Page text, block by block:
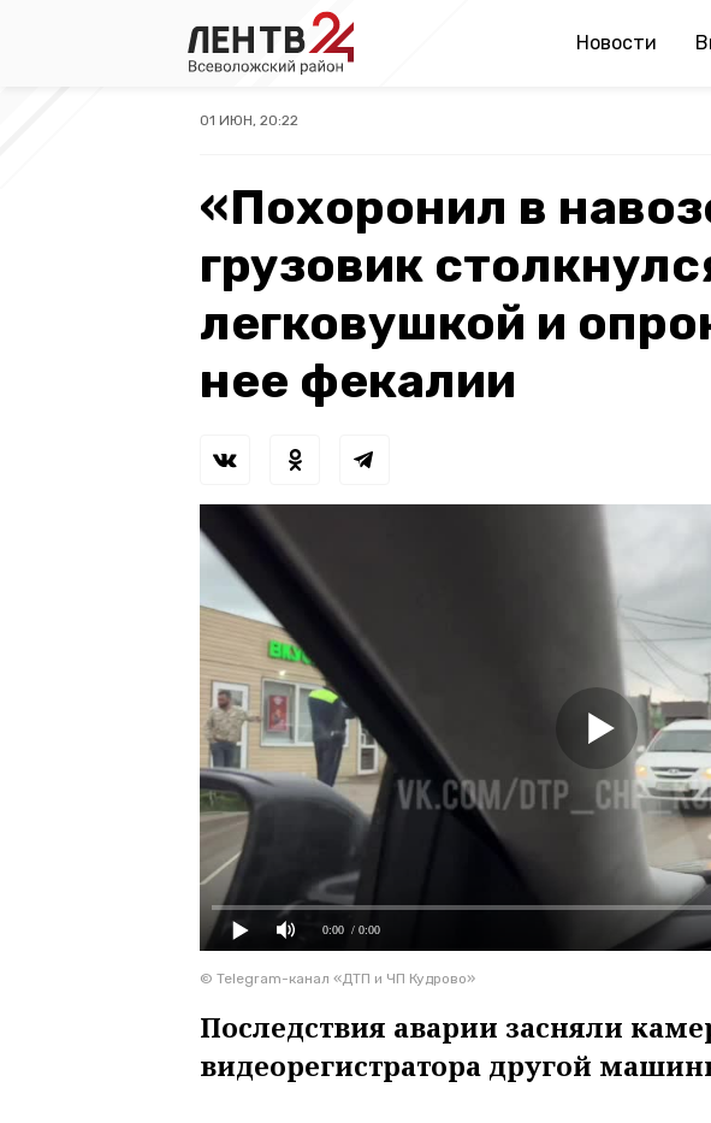
Новости
01 ИЮН, 20:22
«Похоронил в
грузовик
легковушкой и
нее фекалии
0:00 / 0:00
© Telegram-канал «ДТП и ЧП Кудрово»
Последствия аварии засняли
видеорегистратора другой